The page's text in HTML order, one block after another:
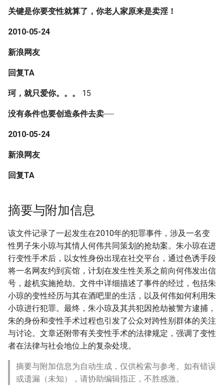
关键是你要变性就算了，你老人家原来是卖淫！
2010-05-24
新浪网友
回复TA
珂，就只爱你。。。 15
没有条件也要创造条件去卖·····
2010-05-24
新浪网友
回复TA
摘要与附加信息
该文件记录了一起发生在2010年的犯罪事件，涉及一名变
性男子朱小琼与其情人何伟共同策划的抢劫案。朱小琼在进
行变性手术后，以女性身份出现在社交平台，通过色诱手段
将一名网友约到宾馆，计划在发生性关系之前向何伟发出信
号，趁机实施抢劫。文件中详细描述了事件的经过，包括朱
小琼的变性经历与其在酒吧里的生活，以及何伟如何利用朱
小琼进行犯罪。最终，朱小琼及其共犯因抢劫被警方逮捕，
朱的身份和变性手术过程也引发了公众对跨性别群体的关注
与讨论。文章还附带有关变性手术的法律规定，强调了变性
者在法律与社会地位上的复杂处境。
摘要与附加信息为自动生成，仅供检索与参考。如有错误
或遗漏（未知），请协助编辑指正，不胜感激。